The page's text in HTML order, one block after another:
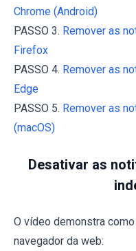
Chrome (Android)
PASSO 3. Remover as
Firefox
PASSO 4. Remover as
Edge
PASSO 5. Remover as
(macOS)
Desativar as
O vídeo demonstra
navegador da web: